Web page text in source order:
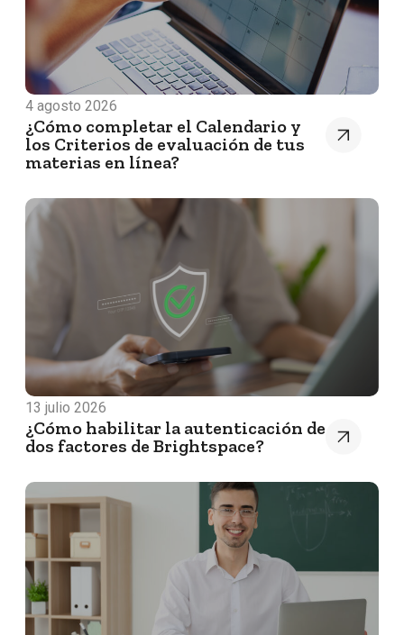
4 agosto 2026
¿Cómo completar el Calendario y
los Criterios de evaluación de tus
materias en línea?
13 julio 2026
¿Cómo habilitar la autenticación de
dos factores de Brightspace?